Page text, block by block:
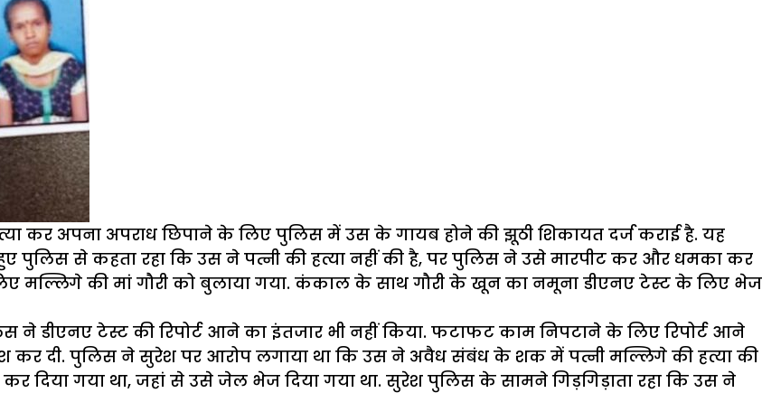
कर अपना अपराध छिपाने के लिए पुलिस में उस के गायब होने की झूठी शिकायत दर्ज कराई है. यह
पुलिस से कहता रहा कि उस ने पत्नी की हत्या नहीं की है, पर पुलिस ने उसे मारपीट कर और धमका कर
मल्लिगे की मां गौरी को बुलाया गया. कंकाल के साथ गौरी के खून का नमूना डीएनए टेस्ट के लिए भेज
ने डीएनए टेस्ट की रिपोर्ट आने का इंतजार भी नहीं किया. फटाफट काम निपटाने के लिए रिपोर्ट आने
कर दी. पुलिस ने सुरेश पर आरोप लगाया था कि उस ने अवैध संबंध के शक में पत्नी मल्लिगे की हत्या की
दिया गया था, जहां से उसे जेल भेज दिया गया था. सुरेश पुलिस के सामने गिड़गिड़ाता रहा कि उस ने